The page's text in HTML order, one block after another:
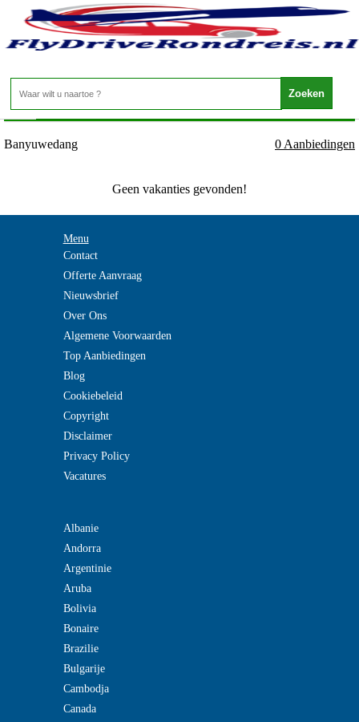
Indonesie - Bali - Banyuwedang
Home>
Banyuwedang 0 Aanbiedingen
Geen vakanties gevonden!
Menu
Contact
Offerte Aanvraag
Nieuwsbrief
Over Ons
Algemene Voorwaarden
Top Aanbiedingen
Blog
Cookiebeleid
Copyright
Disclaimer
Privacy Policy
Vacatures
Albanie
Andorra
Argentinie
Aruba
Bolivia
Bonaire
Brazilie
Bulgarije
Cambodja
Canada